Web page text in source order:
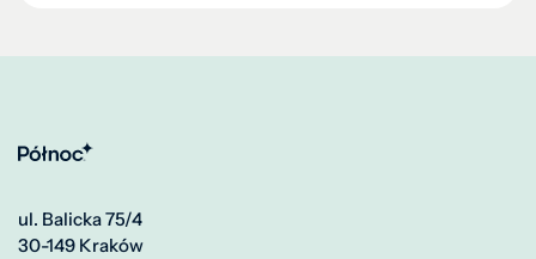
ul. Balicka 75/4
30-149 Kraków